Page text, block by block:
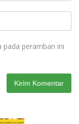
pada peramban ini